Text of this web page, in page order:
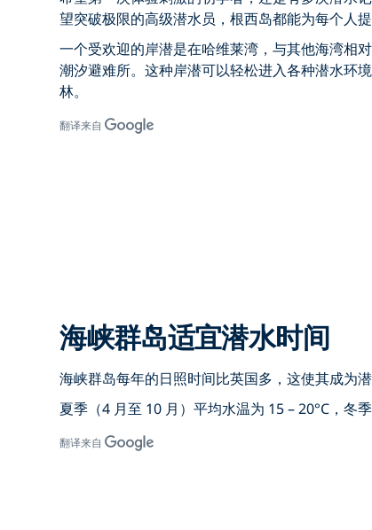
望突破极限的高级潜水员，根西岛都能为每个人提
一个受欢迎的岸潜是在哈维莱湾，与其他海湾相
潮汐避难所。这种岸潜可以轻松进入各种潜水环
林。
翻译来自
海峡群岛适宜潜水时间
海峡群岛每年的日照时间比英国多，这使其成为
夏季（4 月至 10 月）平均水温为 15 – 20°C，冬
翻译来自